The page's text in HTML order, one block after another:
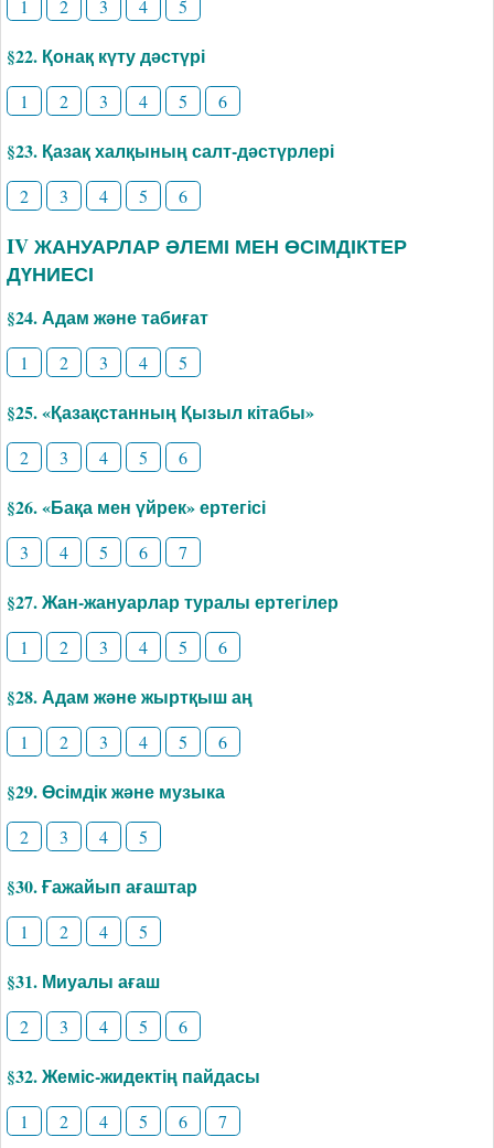
1 2 3 4 5
§22. Қонақ күту дәстүрі
1 2 3 4 5 6
§23. Қазақ халқының салт-дәстүрлері
2 3 4 5 6
IV ЖАНУАРЛАР ӘЛЕМІ МЕН ӨСІМДІКТЕР
ДҮНИЕСІ
§24. Адам және табиғат
1 2 3 4 5
§25. «Қазақстанның Қызыл кітабы»
2 3 4 5 6
§26. «Бақа мен үйрек» ертегісі
3 4 5 6 7
§27. Жан-жануарлар туралы ертегілер
1 2 3 4 5 6
§28. Адам және жыртқыш аң
1 2 3 4 5 6
§29. Өсімдік және музыка
2 3 4 5
§30. Ғажайып ағаштар
1 2 4 5
§31. Миуалы ағаш
2 3 4 5 6
§32. Жеміс-жидектің пайдасы
1 2 4 5 6 7